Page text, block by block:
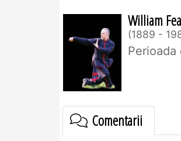
William
1889 -
Perioada
Comentarii